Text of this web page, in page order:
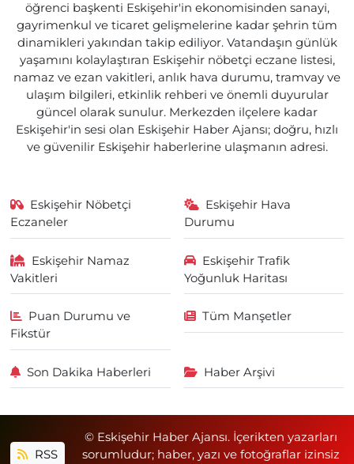
öğrenci başkenti Eskişehir'in ekonomisinden sanayi,
gayrimenkul ve ticaret gelişmelerine kadar şehrin tüm
dinamikleri yakından takip ediliyor. Vatandaşın günlük
yaşamını kolaylaştıran Eskişehir nöbetçi eczane listesi,
namaz ve ezan vakitleri, anlık hava durumu, tramvay ve
ulaşım bilgileri, etkinlik rehberi ve önemli duyurular
güncel olarak sunulur. Merkezden ilçelere kadar
Eskişehir'in sesi olan Eskişehir Haber Ajansı; doğru, hızlı
ve güvenilir Eskişehir haberlerine ulaşmanın adresi.
Eskişehir Nöbetçi
Eczaneler
Eskişehir Hava
Durumu
Eskişehir Namaz
Vakitleri
Eskişehir Trafik
Yoğunluk Haritası
Puan Durumu ve
Fikstür
Tüm Manşetler
Son Dakika Haberleri Haber Arşivi
RSS
© Eskişehir Haber Ajansı. İçerikten yazarları
sorumludur; haber, yazı ve fotoğraflar izinsiz